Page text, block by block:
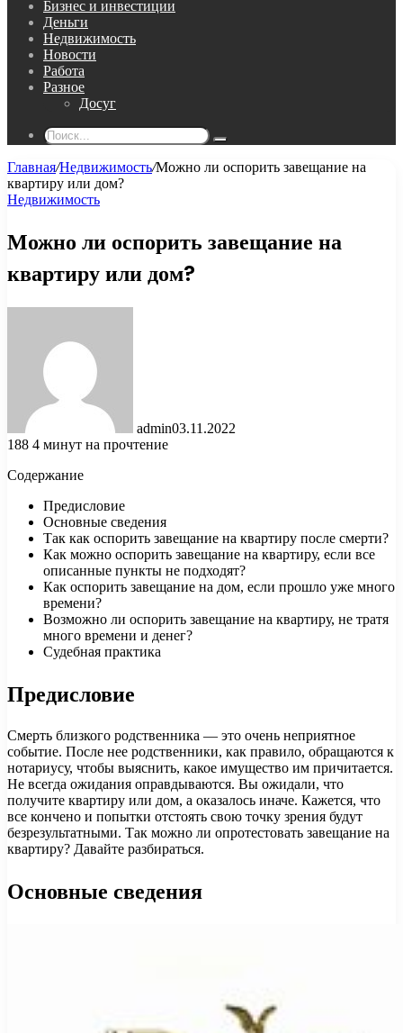
Бизнес и инвестиции
Деньги
Недвижимость
Новости
Работа
Разное
Досуг
Поиск...
Главная/Недвижимость/Можно ли оспорить завещание на
квартиру или дом?
Недвижимость
Можно ли оспорить завещание на
квартиру или дом?
admin03.11.2022
188 4 минут на прочтение
Содержание
Предисловие
Основные сведения
Так как оспорить завещание на квартиру после смерти?
Как можно оспорить завещание на квартиру, если все
описанные пункты не подходят?
Как оспорить завещание на дом, если прошло уже много
времени?
Возможно ли оспорить завещание на квартиру, не тратя
много времени и денег?
Судебная практика
Предисловие
Смерть близкого родственника — это очень неприятное
событие. После нее родственники, как правило, обращаются к
нотариусу, чтобы выяснить, какое имущество им причитается.
Не всегда ожидания оправдываются. Вы ожидали, что
получите квартиру или дом, а оказалось иначе. Кажется, что
все кончено и попытки отстоять свою точку зрения будут
безрезультатными. Так можно ли опротестовать завещание на
квартиру? Давайте разбираться.
Основные сведения